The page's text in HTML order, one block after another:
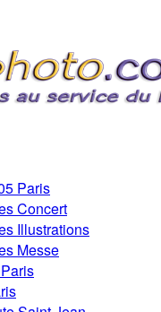
Paris
Concert
Illustrations
Messe